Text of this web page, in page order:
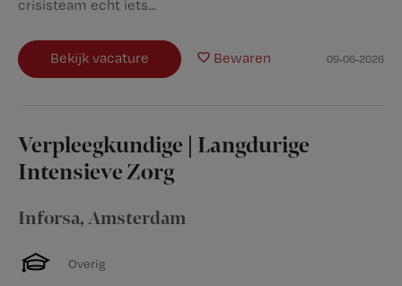
crisisteam echt iets...
Bekijk vacature Bewaren 09-06-2026
Verpleegkundige | Langdurige
Intensieve Zorg
Inforsa, Amsterdam
Overig